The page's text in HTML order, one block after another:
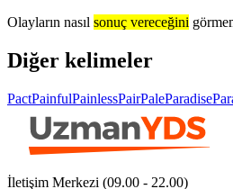
Olayların nasıl sonuç vereceğini
Diğer kelimeler
PactPainfulPainlessPairPaleParadise
İletişim Merkezi (09.00 - 22.00)